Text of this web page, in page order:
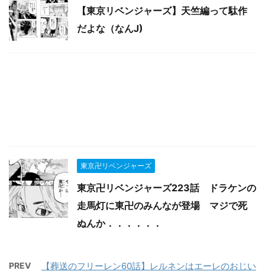
【東京リベンジャーズ】天竺編って駄作
だよな（なんJ)
東京卍リベンジャーズ
東京卍リベンジャーズ223話 ドラケンの
走馬灯に東卍のみんなが登場 マジで死
ぬんか．．．．．．
PREV
【葬送のフリーレン60話】レルネンはエーレのおじい